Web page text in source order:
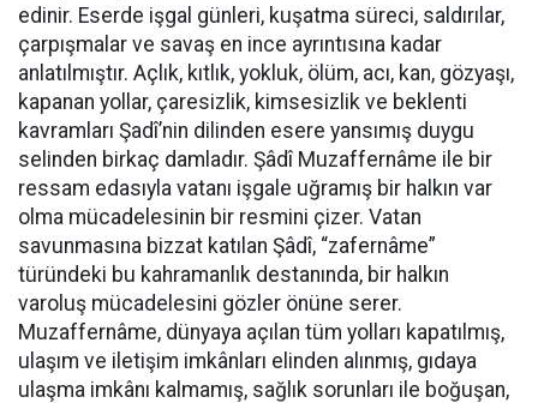
edinir. Eserde işgal günleri, kuşatma süreci, saldırılar,
çarpışmalar ve savaş en ince ayrıntısına kadar
anlatılmıştır. Açlık, kıtlık, yokluk, ölüm, acı, kan, gözyaşı,
kapanan yollar, çaresizlik, kimsesizlik ve beklenti
kavramları Şadî’nin dilinden esere yansımış duygu
selinden birkaç damladır. Şâdî Muzaffernâme ile bir
ressam edasıyla vatanı işgale uğramış bir halkın var
olma mücadelesinin bir resmini çizer. Vatan
savunmasına bizzat katılan Şâdî, “zafernâme”
türündeki bu kahramanlık destanında, bir halkın
varoluş mücadelesini gözler önüne serer.
Muzaffernâme, dünyaya açılan tüm yolları kapatılmış,
ulaşım ve iletişim imkânları elinden alınmış, gıdaya
ulaşma imkânı kalmamış, sağlık sorunları ile boğuşan,